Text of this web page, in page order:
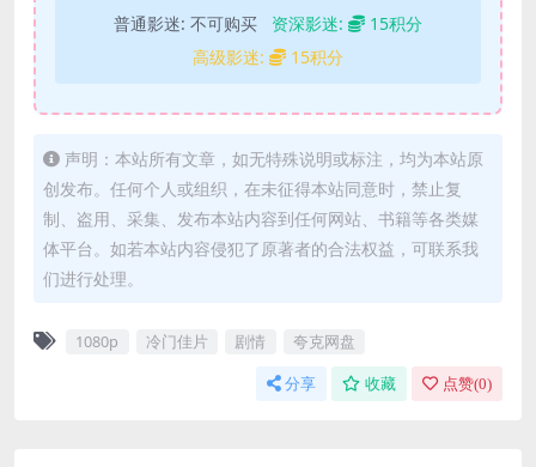
普通影迷: 不可购买 资深影迷:
15积分
高级影迷:
15积分
声明：本站所有文章，如无特殊说明或标注，均为本站原
创发布。任何个人或组织，在未征得本站同意时，禁止复
制、盗用、采集、发布本站内容到任何网站、书籍等各类媒
体平台。如若本站内容侵犯了原著者的合法权益，可联系我
们进行处理。
1080p 冷门佳片 剧情 夸克网盘
分享 收藏 点赞(0)